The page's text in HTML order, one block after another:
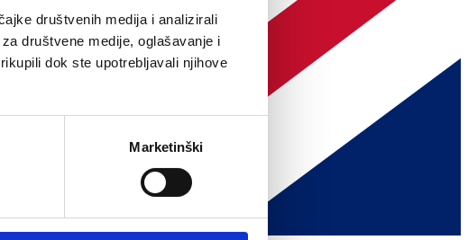
društvenih medija i analizirali
društvene medije, oglašavanje i
dok ste upotrebljavali njihove
Marketinški